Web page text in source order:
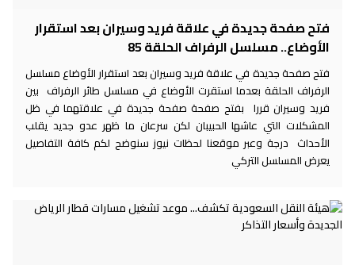
فتح صفحة جديدة في علاقة فريد وسيران بعد استقرار
الأوضاع.. مسلسل الرفراف الحلقة 85
فتح صفحة جديدة في علاقة فريد وسيران بعد استقرار الأوضاع مسلسل
الرفراف الحلقة بعدما استقرت الأوضاع في مسلسل طائر الرفراف بين
فريد وسيران قررا بفتح صفحة صفحة جديدة في علاقتهما في ظل
المشكلات التي عاشها الحبيبان لكن سرعان ما ظهر عدو جديد يقلب
الأحداث درجة وعبر موقعنا لحظات نيوز سنوضح لكم كافة التفاصيل
يعرض المسلسل التركي